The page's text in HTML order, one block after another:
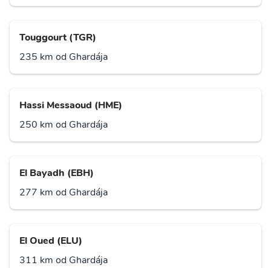
Touggourt (TGR)
235 km od Ghardája
Hassi Messaoud (HME)
250 km od Ghardája
El Bayadh (EBH)
277 km od Ghardája
El Oued (ELU)
311 km od Ghardája